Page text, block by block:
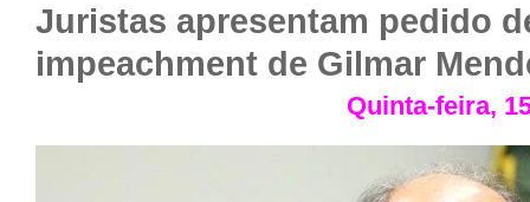
Juristas apresentam pedido
impeachment de Gilmar
Quinta-feira,